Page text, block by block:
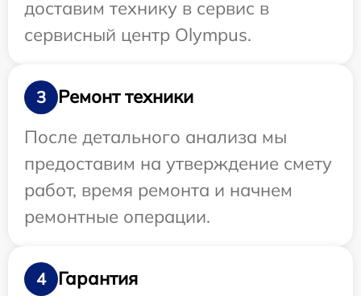
доставим технику в сервис в
сервисный центр Olympus.
3
Ремонт техники
После детального анализа мы
предоставим на утверждение смету
работ, время ремонта и начнем
ремонтные операции.
4 Гарантия